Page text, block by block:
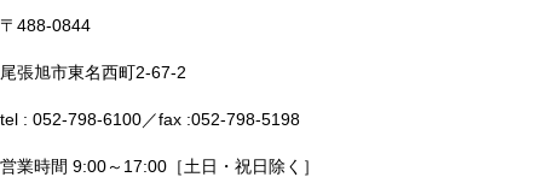
〒488-0844
尾張旭市東名西町2-67-2
tel : 052-798-6100／fax :052-798-5198
営業時間 9:00～17:00［土日・祝日除く］